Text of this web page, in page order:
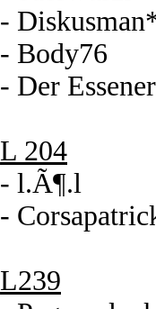
-
- Body76
- Der Essener
L 204
- l.Ã¶.l
-
L239